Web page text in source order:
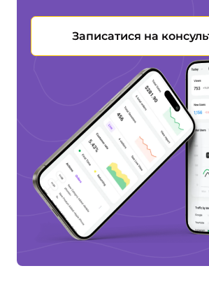
Записатися на